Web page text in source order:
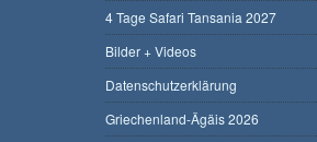
4 Tage Safari Tansania 2027
Bilder + Videos
Datenschutzerklärung
Griechenland-Ägäis 2026